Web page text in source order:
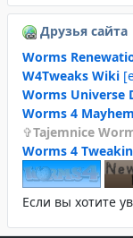
Друзья сайта
Worms
W4Tweaks Wiki
Worms Universe
Worms 4
Tajemnice
Worms 4
Если вы хотите